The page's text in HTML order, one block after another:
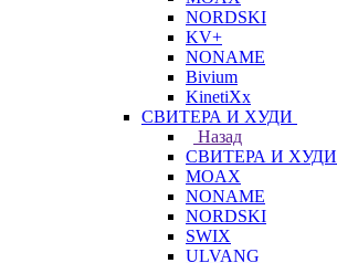
NORDSKI
KV+
NONAME
Bivium
KinetiXx
СВИТЕРА И ХУДИ
Назад
СВИТЕРА И ХУДИ
MOAX
NONAME
NORDSKI
SWIX
ULVANG